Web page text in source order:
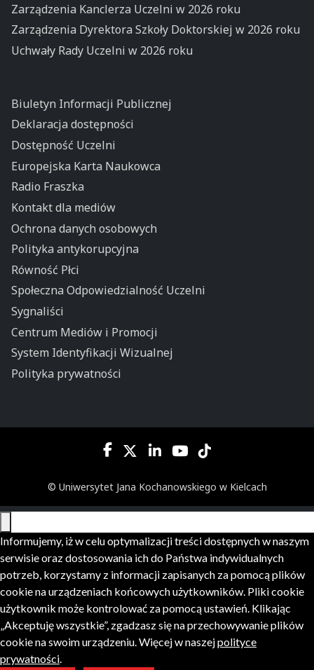
Zarządzenia Kanclerza Uczelni w 2026 roku
Zarządzenia Dyrektora Szkoły Doktorskiej w 2026 roku
Uchwały Rady Uczelni w 2026 roku
Biuletyn Informacji Publicznej
Deklaracja dostępności
Dostępność Uczelni
Europejska Karta Naukowca
Radio Fraszka
Kontakt dla mediów
Ochrona danych osobowych
Polityka antykorupcyjna
Równość Płci
Społeczna Odpowiedzialność Uczelni
Sygnaliści
Centrum Mediów i Promocji
System Identyfikacji Wizualnej
Polityka prywatności
© Uniwersytet Jana Kochanowskiego w Kielcach
Informujemy, iż w celu optymalizacji treści dostępnych w naszym
serwisie oraz dostosowania ich do Państwa indywidualnych
potrzeb, korzystamy z informacji zapisanych za pomocą plików
cookie na urządzeniach końcowych użytkowników. Pliki cookie
użytkownik może kontrolować za pomocą ustawień. Klikając
„Akceptuję wszystkie”, zgadzasz się na przechowywanie plików
cookie na swoim urządzeniu. Więcej w naszejpolityce
prywatności.